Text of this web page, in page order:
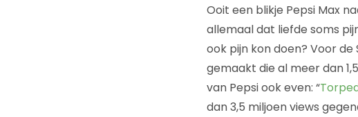
Ooit een blikje Pepsi Max
allemaal dat liefde soms
ook pijn kon doen? Voor
gemaakt die al meer dan
van Pepsi ook even: “
dan 3,5 miljoen views